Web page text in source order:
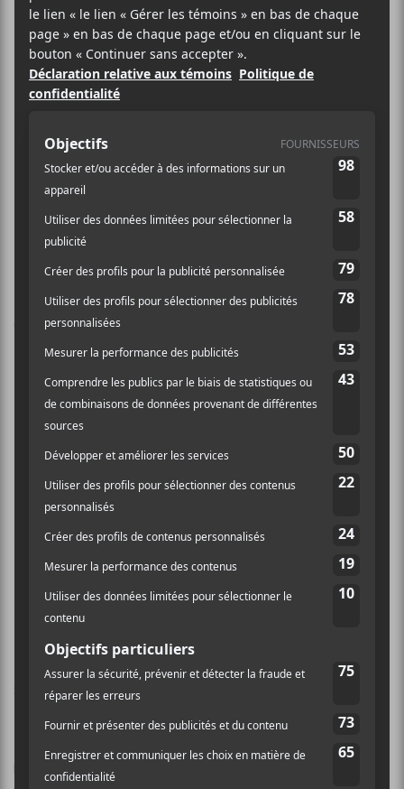
Site :
https://lepointdevente.c
om/billets/tixza-
charlotte-day-wilson-
plaza-theatre-montreal-
Slow Leaves Les Royal Pickles : lancement d’album
Laissez un commentaire
Commentaire
Nom (obligatoire)
Email (ne sera pas publié) (obligatoire)
Site Web